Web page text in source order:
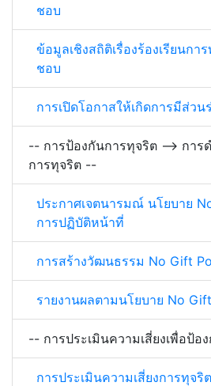
ชอบ
ข้อมูลเชิงสถิติเรื่องร้องเรียนกา
ชอบ
การเปิดโอกาสให้เกิดการมีส่วน
-- การป้องกันการทุจริต --> การ
การทุจริต --
ประกาศเจตนารมณ์ นโยบาย
การปฏิบัติหน้าที่
การสร้างวัฒนธรรม No Gift
รายงานผลตามนโยบาย No
-- การประเมินความเสี่ยงเพื่อป้อ
การประเมินความเสี่ยงการทุจ